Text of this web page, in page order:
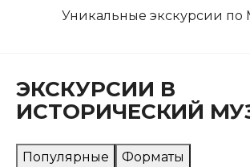
Уникальные экскурсии по
ЭКСКУРСИИ В
ИСТОРИЧЕСКИЙ
Популярные
Форматы